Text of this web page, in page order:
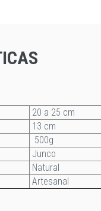
20 a 25 cm
13 cm
500g
Junco
Natural
Artesanal